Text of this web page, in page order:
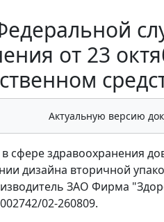
от 23
Актуальную версию
сфере здравоохранения
дизайна вторичной
ЗАО Фирма
02-260809.